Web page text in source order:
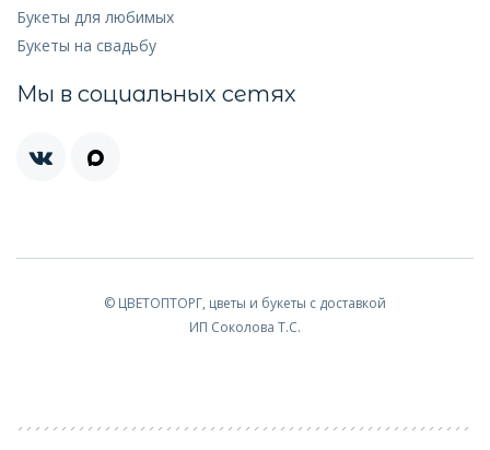
Букеты для любимых
Букеты на свадьбу
Мы в социальных сетях
© ЦВЕТОПТОРГ, цветы и букеты с доставкой
ИП Соколова Т.С.